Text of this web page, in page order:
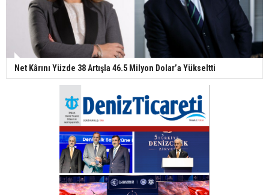
Net Kârını Yüzde 38 Artışla 46.5 Milyon Dolar’a Yükseltti